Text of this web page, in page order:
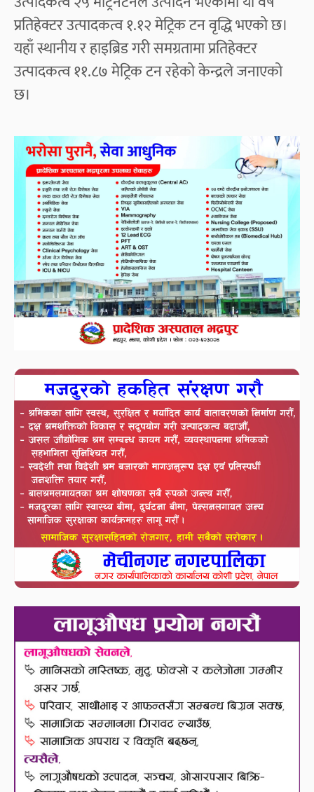
प्रतिहेक्टर उत्पादकत्व १.१२ मेट्रिक टन वृद्धि भएको छ।
यहाँ स्थानीय र हाइब्रिड गरी समग्रतामा प्रतिहेक्टर
उत्पादकत्व ११.८७ मेट्रिक टन रहेको केन्द्रले जनाएको
छ।